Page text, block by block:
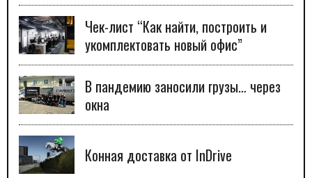
Чек-лист “Как найти, построить и
укомплектовать новый офис”
В пандемию заносили грузы… через
окна
Конная доставка от InDrive